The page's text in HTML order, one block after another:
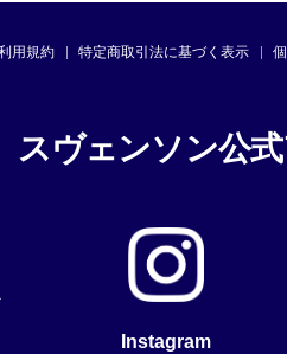
用規約 特定商取引法に基づく表示
スヴェンソン公
Instagram